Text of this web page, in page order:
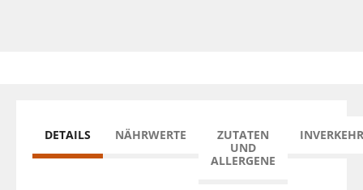
DETAILS NÄHRWERTE
ZUTATEN
UND
ALLERGENE